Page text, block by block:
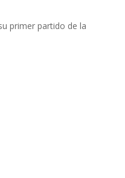
primer partido de la